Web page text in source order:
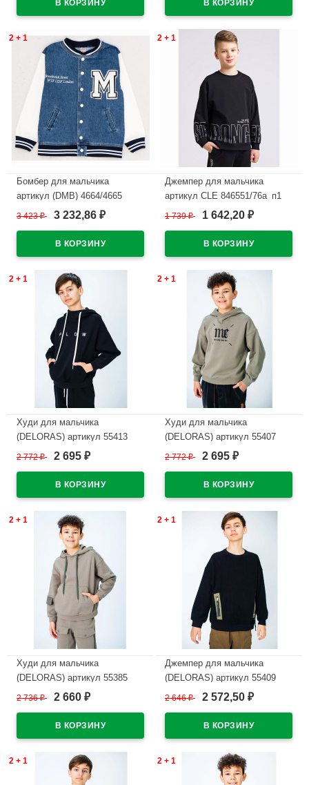
2 + 1
Бомбер для мальчика
артикул (DMB) 4664/4665
размер 34/134-44/164 цвет
3 423₽ 3 232,86 ₽
2 + 1
Джемпер для мальчика
артикул CLE 846551/76а_п1
размер 32/128-42/158 цвет
1 739₽ 1 642,20 ₽
2 + 1
Худи для мальчика
(DELORAS) артикул 55413
размер 34/134-44/164 цвет
2 772₽ 2 695 ₽
2 + 1
Худи для мальчика
(DELORAS) артикул 55407
размер 34/134-44/164 цвет
2 772₽ 2 695 ₽
2 + 1
Худи для мальчика
(DELORAS) артикул 55385
размер 34/134-44/164 цвет
2 736₽ 2 660 ₽
2 + 1
Джемпер для мальчика
(DELORAS) артикул 55409
размер 34/134-44/164 цвет
2 646₽ 2 572,50 ₽
2 + 1 2 + 1